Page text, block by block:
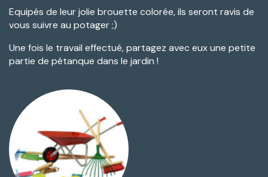
Equipés de leur jolie brouette colorée, ils seront ravis de
vous suivre au potager ;)
Une fois le travail effectué, partagez avec eux une petite
partie de pétanque dans le jardin !